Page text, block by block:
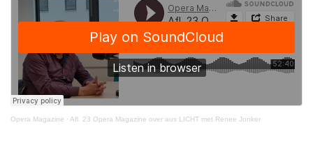
Opera Magazine · Afl. 23 Opera Magazine over aus LICHT met Renee Jonker